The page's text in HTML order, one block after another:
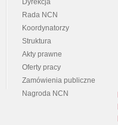
Dyrekcja
Rada NCN
Koordynatorzy
Struktura
Akty prawne
Oferty pracy
Zamówienia publiczne
Nagroda NCN